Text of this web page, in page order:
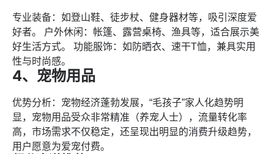
专业装备：如登山鞋、徒步杖、健身器材等，吸引深度爱
好者。 户外休闲：帐篷、露营桌椅、渔具等，适合展示美
好生活方式。 功能服饰：如防晒衣、速干T恤，兼具实用
性与时尚感。
4、宠物用品
优势分析：宠物经济蓬勃发展，“毛孩子”家人化趋势明
显，宠物用品受众非常精准（养宠人士），流量转化率
高，市场需求不仅稳定，还呈现出明显的消费升级趋势，
用户愿意为爱宠付费。